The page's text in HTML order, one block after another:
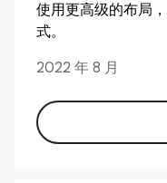
使用更高级的布局
式。
2022 年 8 月